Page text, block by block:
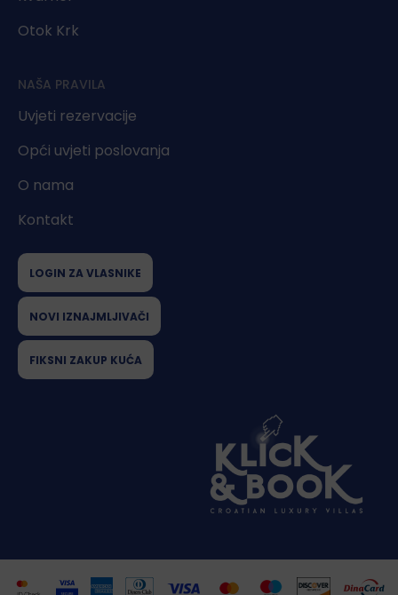
Otok Krk
NAŠA PRAVILA
Uvjeti rezervacije
Opći uvjeti poslovanja
O nama
Kontakt
LOGIN ZA VLASNIKE
NOVI IZNAJMLJIVAČI
FIKSNI ZAKUP KUĆA